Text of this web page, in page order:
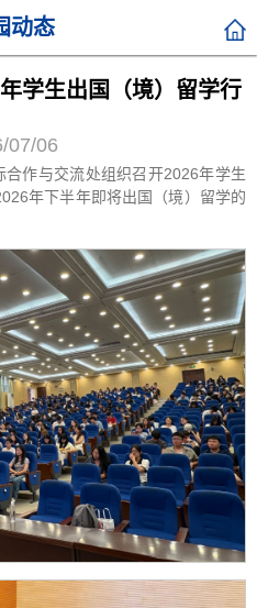
动态
学生出国（境）留学行
07/06
作与交流处组织召开2026年学生
年下半年即将出国（境）留学的